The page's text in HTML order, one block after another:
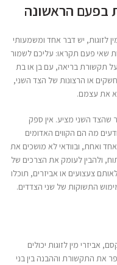
בפעם הראשונה
לזוגות, יש דבר אחד ומשמעותי
שאי פעם תקראו: עליכם לשמור
תקשורת בריאה, עם בן או בת
או הרצונות של הצד השני,
את עצמם.
שהצד השני מציע. אין ספק
מה הם הקווים האדומים
ואחת, ובוודאי לא מושכים את
ולהבין לעומק את הצרכים של
צעצועים או אביזרים, תוכלו
התשוקות של שני הצדדים.
אביזרי מין לזוגות יכולים
את התקשורת וההבנה בין בני